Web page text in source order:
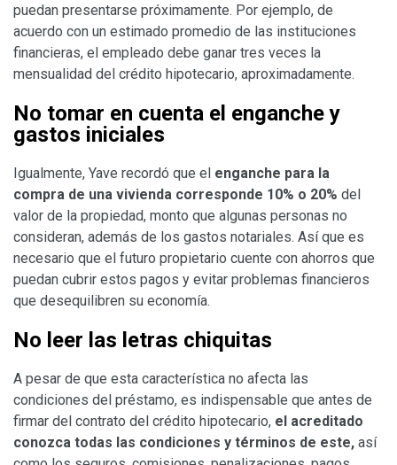
puedan presentarse próximamente. Por ejemplo, de
acuerdo con un estimado promedio de las instituciones
financieras, el empleado debe ganar tres veces la
mensualidad del crédito hipotecario, aproximadamente.
No tomar en cuenta el enganche y
gastos iniciales
Igualmente, Yave recordó que el enganche para la
compra de una vivienda corresponde 10% o 20% del
valor de la propiedad, monto que algunas personas no
consideran, además de los gastos notariales. Así que es
necesario que el futuro propietario cuente con ahorros que
puedan cubrir estos pagos y evitar problemas financieros
que desequilibren su economía.
No leer las letras chiquitas
A pesar de que esta característica no afecta las
condiciones del préstamo, es indispensable que antes de
firmar del contrato del crédito hipotecario, el acreditado
conozca todas las condiciones y términos de este, así